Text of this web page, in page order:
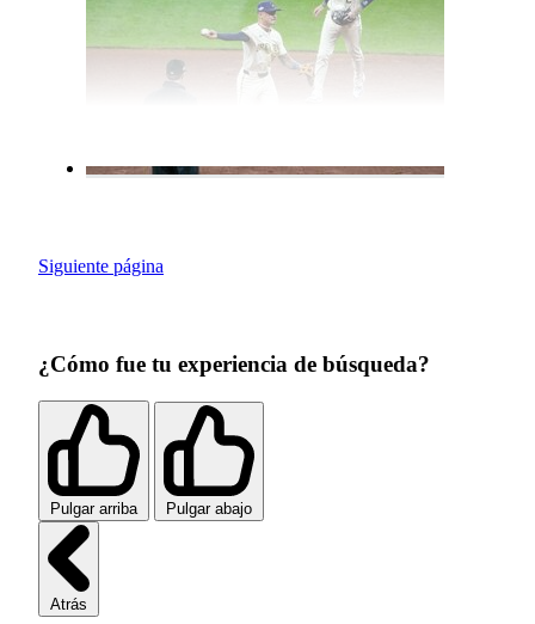
Siguiente página
¿Cómo fue tu experiencia de búsqueda?
Pulgar arriba Pulgar abajo
Atrás